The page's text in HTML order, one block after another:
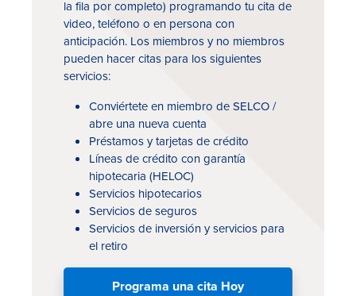
Contáctanos
Hazte miembro
Registrarse en la banca digital
In English
la fila por completo) programando tu cita de
video, teléfono o en persona con
anticipación. Los miembros y no miembros
pueden hacer citas para los siguientes
servicios:
Conviértete en miembro de SELCO /
abre una nueva cuenta
Préstamos y tarjetas de crédito
Líneas de crédito con garantía
hipotecaria (HELOC)
Servicios hipotecarios
Servicios de seguros
Servicios de inversión y servicios para
el retiro
Programa una cita Hoy